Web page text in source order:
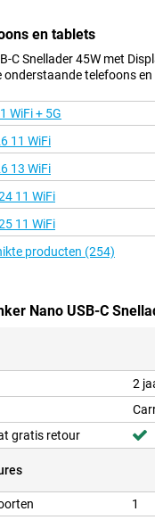
en tablets
C Snellader 45W met
onderstaande telefoons
WiFi + 5G
11 WiFi
13 WiFi
11 WiFi
11 WiFi
producten (254)
Nano USB-C
2
gratis retour
1